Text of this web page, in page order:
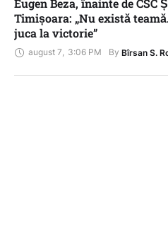
Timișoara: „Nu există
juca la victorie”
august 7, 3:06 PM By Bîrsan S.